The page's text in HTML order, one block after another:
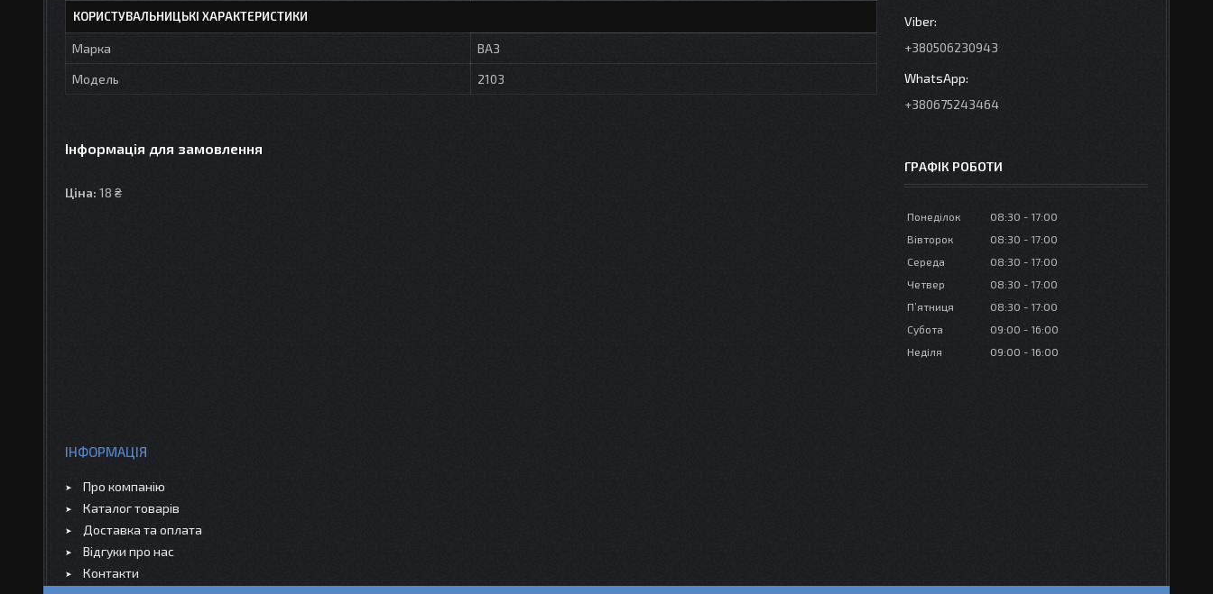
КОРИСТУВАЛЬНИЦЬКІ ХАРАКТЕРИСТИКИ
Марка
ВАЗ
Мoдель
2103
Інформація для замовлення
Ціна: 18 ₴
+380506230943
+380675243464
ГРАФІК РОБОТИ
Понеділок 08:30
17:00
Вівторок
08:30
17:00
Середа
08:30
17:00
Четвер
08:30
17:00
Пʼятниця
08:30
17:00
Субота
09:00
16:00
Неділя
09:00 16:00
ІНФОРМАЦІЯ
Про компанію
Каталог товарів
Доставка та оплата
Відгуки про нас
Контакти